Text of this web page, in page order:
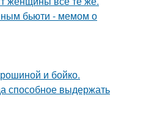
бьюти - мемом о
и бойко.
способное выдержать